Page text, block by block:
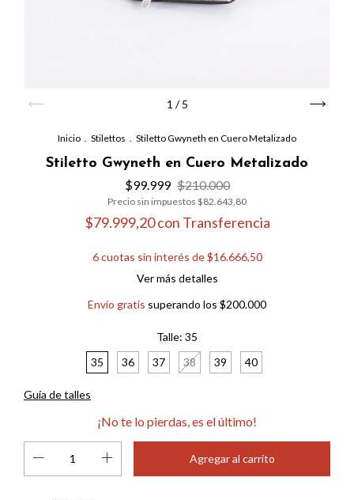
1 /5
Inicio Stilettos Stiletto Gwyneth en Cuero Metalizado
Stiletto Gwyneth en Cuero Metalizado
$99.999 $210.000
Precio sin impuestos $82.643,80
$79.999,20con Transferencia
6 cuotas sin interés de$16.666,50
Ver más detalles
Envío gratis superando los $200.000
Talle: 35
35
36 37 38 39 40
Guía de talles
¡No te lo pierdas, es el último!